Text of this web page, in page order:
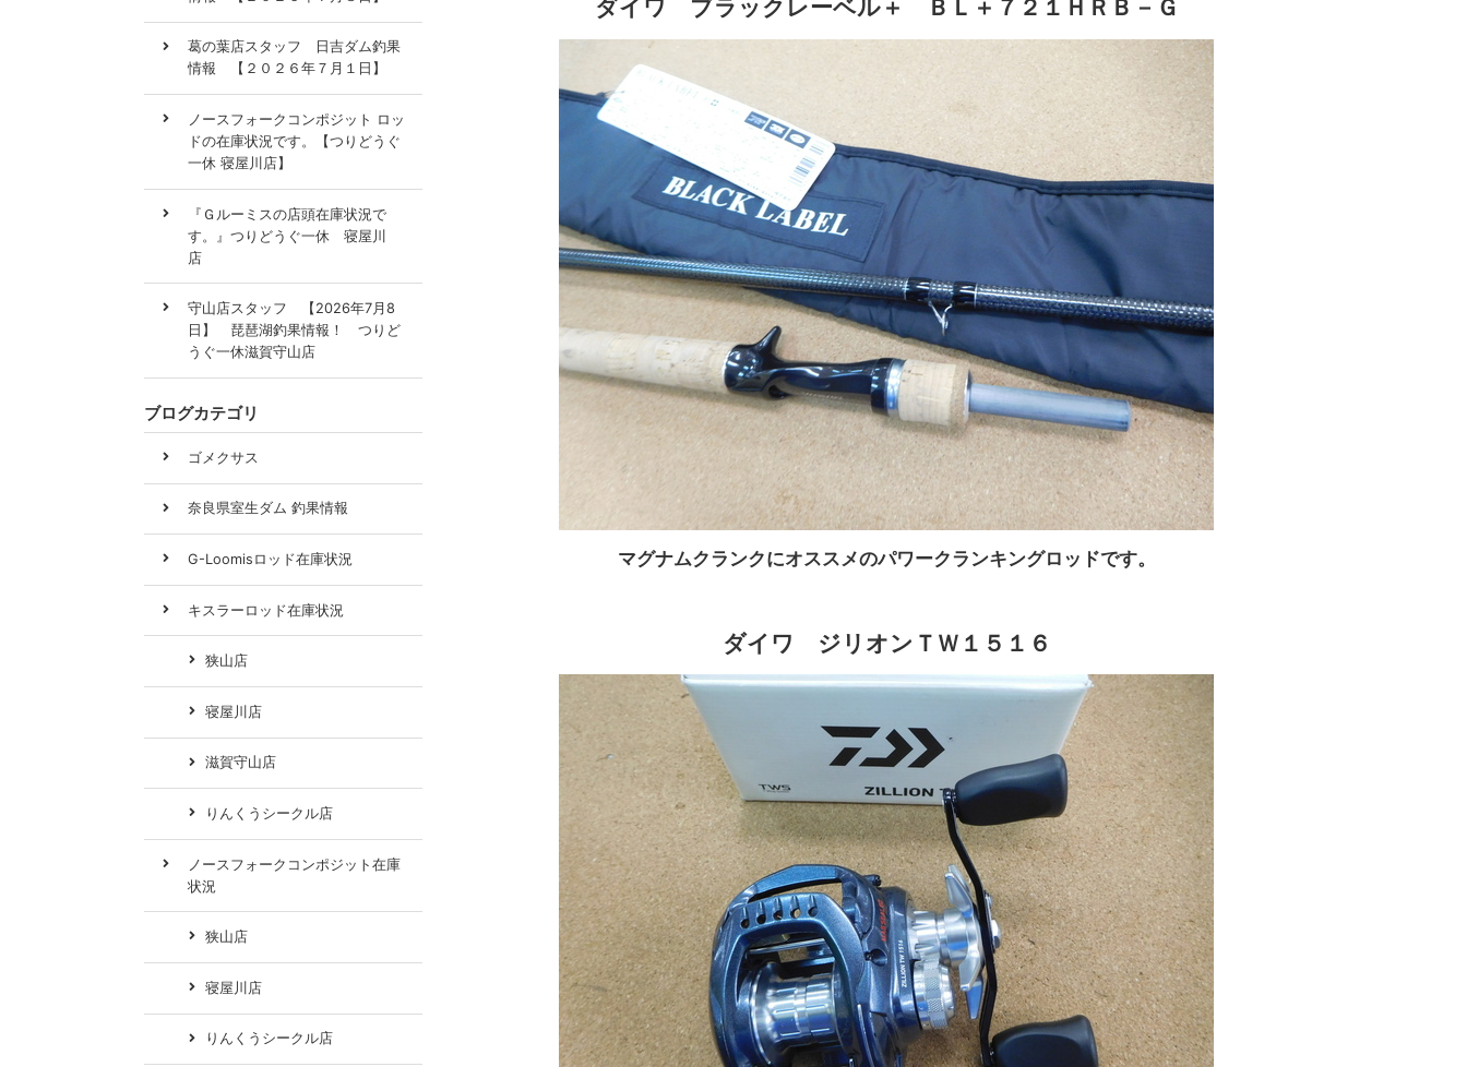
ダイワ ブラックレーベル＋ ＢＬ＋７２１ＨＲＢ－Ｇ
マグナムクランクにオススメのパワークランキングロッドです。
ダイワ ジリオンＴＷ１５１６
葛の葉店スタッフ 日吉ダム釣果
情報 【２０２６年７月１日】
ノースフォークコンポジット ロッ
ドの在庫状況です。【つりどうぐ
一休 寝屋川店】
『Ｇルーミスの店頭在庫状況で
す。』つりどうぐ一休 寝屋川
店
守山店スタッフ 【2026年7月8
日】 琵琶湖釣果情報！ つりど
うぐ一休滋賀守山店
ブログカテゴリ
ゴメクサス
奈良県室生ダム 釣果情報
G-Loomisロッド在庫状況
キスラーロッド在庫状況
狭山店
寝屋川店
滋賀守山店
りんくうシークル店
ノースフォークコンポジット在庫
状況
狭山店
寝屋川店
りんくうシークル店